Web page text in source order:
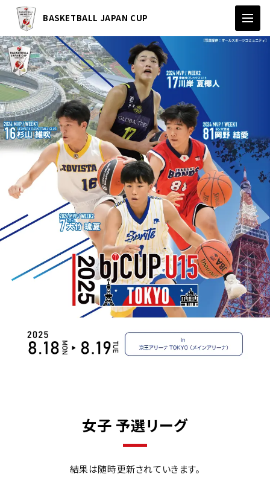
BASKETBALL JAPAN CUP
女子 予選リーグ
結果は随時更新されていきます。